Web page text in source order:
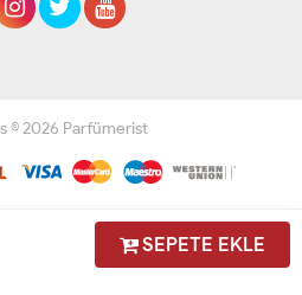
SEPETE EKLE
© 2026 Parfümerist
by innovation
Sipariş Takibi İletişim